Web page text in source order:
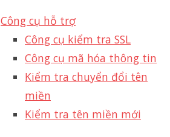
Công cụ hỗ trợ
Công cụ kiểm tra SSL
Công cụ mã hóa thông tin
Kiểm tra chuyển đổi tên
miền
Kiểm tra tên miền mới